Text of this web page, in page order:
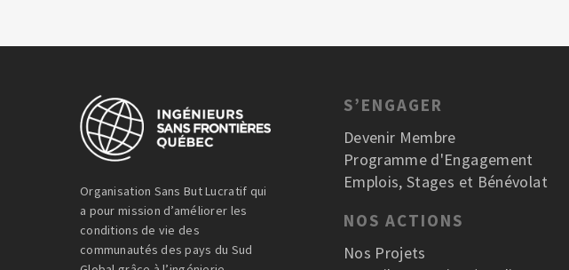
Organisation Sans But Lucratif qui
a pour mission d’améliorer les
conditions de vie des
communautés des pays du Sud
S’ENGAGER
Devenir Membre
Programme d'Engagement
Emplois, Stages et Bénévolat
NOS ACTIONS
Nos Projets